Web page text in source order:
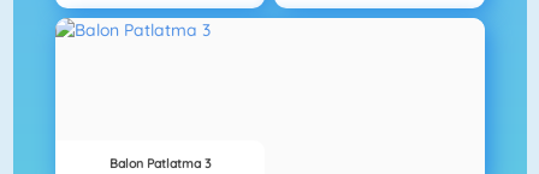
Balon Patlatma 3